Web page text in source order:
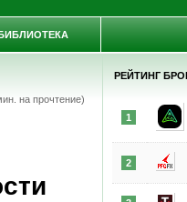
на прочтение)
РЕЙТИНГ
1
2